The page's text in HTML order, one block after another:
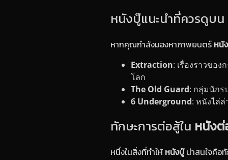
หนังบู๊แนะนำที่ควรดูบ
หากคุณกำลังมองหาภาพยนตร์ หนั
Extraction: เรื่องราวขอ
โลก
The Old Guard: กลุ่มนักร
6 Underground: หนังไล่
ทักษะการต่อสู้ใน หนัง
หนึ่งในสิ่งที่ทำให้ หนังบู๊น่าสนใจคือทั